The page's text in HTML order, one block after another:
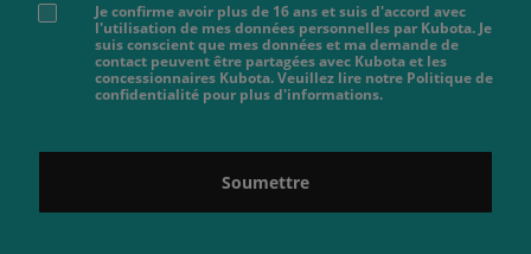
Je confirme avoir plus de 16 ans et suis d'accord avec
l'utilisation de mes données personnelles par Kubota. Je
suis conscient que mes données et ma demande de
contact peuvent être partagées avec Kubota et les
concessionnaires Kubota. Veuillez lire notre Politique de
confidentialité pour plus d'informations.
Soumettre